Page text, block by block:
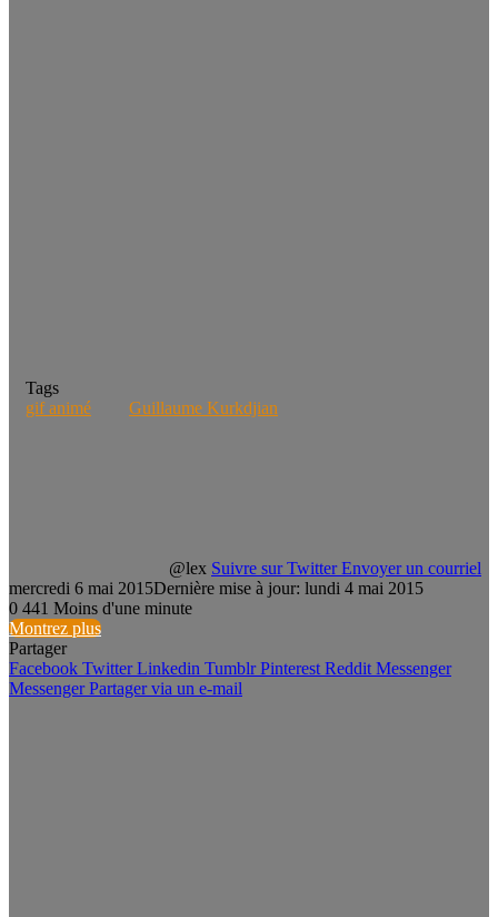
Tags
gif animé
Guillaume Kurkdjian
@lex Suivre sur Twitter Envoyer un courriel
mercredi 6 mai 2015Dernière mise à jour: lundi 4 mai 2015
0 441 Moins d'une minute
Montrez plus
Partager
Facebook Twitter Linkedin Tumblr Pinterest Reddit Messenger
Messenger Partager via un e-mail